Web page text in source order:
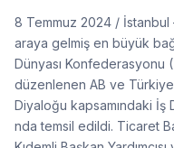
8 Temmuz 2024 / İstanbul
araya gelmiş en büyük
Dünyası Konfederasyonu
düzenlenen AB ve
Diyaloğu kapsamındaki İş
nda temsil edildi. Ticaret